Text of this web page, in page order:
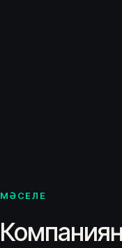
МӘСЕЛЕ